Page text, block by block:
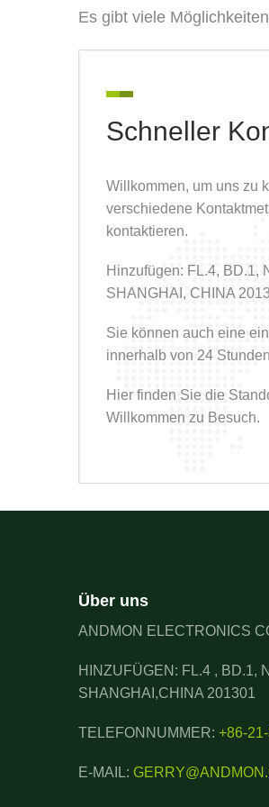
Es gibt viele
Schneller
Willkommen, um uns zu
verschiedene
kontaktieren.
Hinzufügen: FL.4, BD.1,
SHANGHAI, CHINA
Sie können auch eine
innerhalb von 24
Hier finden Sie die
Willkommen zu Besuch.
Über uns
ANDMON ELECTRONICS
HINZUFÜGEN: FL.4 , BD.1,
SHANGHAI,CHINA 201301
TELEFONNUMMER: +86-
E-MAIL: